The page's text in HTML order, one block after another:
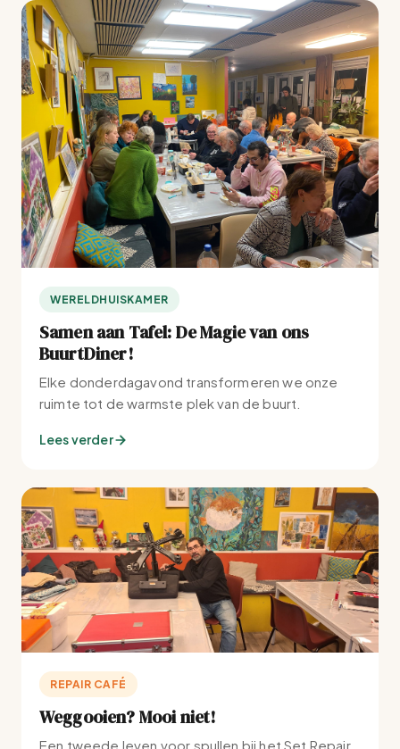
WERELDHUISKAMER
Samen aan Tafel: De Magie van ons
BuurtDiner!
Elke donderdagavond transformeren we onze
ruimte tot de warmste plek van de buurt.
Lees verder
REPAIR CAFÉ
Weggooien? Mooi niet!
Een tweede leven voor spullen bij het Set Repair